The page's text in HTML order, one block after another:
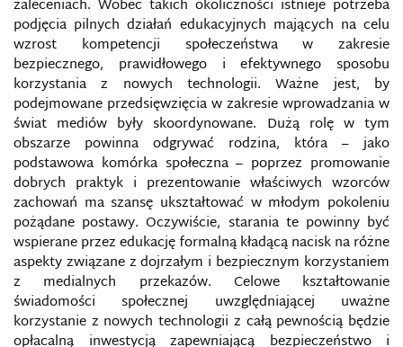
zaleceniach. Wobec takich okoliczności istnieje potrzeba
podjęcia pilnych działań edukacyjnych mających na celu
wzrost kompetencji społeczeństwa w zakresie
bezpiecznego, prawidłowego i efektywnego sposobu
korzystania z nowych technologii. Ważne jest, by
podejmowane przedsięwzięcia w zakresie wprowadzania w
świat mediów były skoordynowane. Dużą rolę w tym
obszarze powinna odgrywać rodzina, która – jako
podstawowa komórka społeczna – poprzez promowanie
dobrych praktyk i prezentowanie właściwych wzorców
zachowań ma szansę ukształtować w młodym pokoleniu
pożądane postawy. Oczywiście, starania te powinny być
wspierane przez edukację formalną kładącą nacisk na różne
aspekty związane z dojrzałym i bezpiecznym korzystaniem
z medialnych przekazów. Celowe kształtowanie
świadomości społecznej uwzględniającej uważne
korzystanie z nowych technologii z całą pewnością będzie
opłacalną inwestycją zapewniającą bezpieczeństwo i
PSYCHOLOGICZNYCH
ROSYJSKA FABRYKA TROLLI Z PETERSBURGA
ROSYJSKA MASS MEDIALNA MANIPULACJA
INFORMACJĄ W WOJNIE HYBRYDOWEJ PRZECIWKO
UKRAINIE
ROSYJSKA USTAWA O ZAGRANICZNYCH
AGENTACH/AGENTACH WPŁYWU
ROSYJSKIE WOJSKA DO OPERACJI
INFORMACYJNYCH
ROZPOZNANIE GEOPRZESTRZENNE
ROZPOZNANIE SATELITARNE